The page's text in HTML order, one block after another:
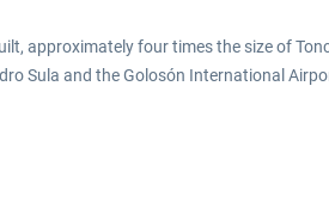
approximately four times the size of
Sula and the Golosón International